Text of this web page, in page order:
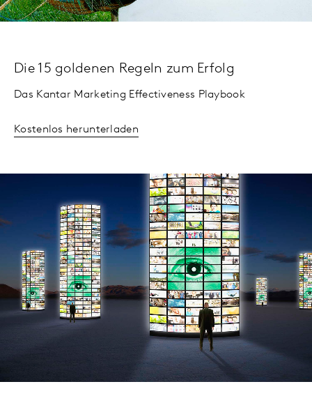
Die 15 goldenen Regeln zum Erfolg
Das Kantar Marketing Effectiveness Playbook
Kostenlos herunterladen